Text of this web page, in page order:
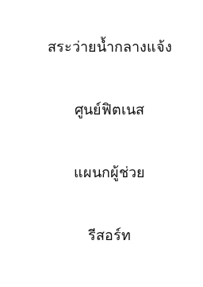
สระว่ายน้ำกลางแจ้ง
ศูนย์ฟิตเนส
แผนกผู้ช่วย
รีสอร์ท